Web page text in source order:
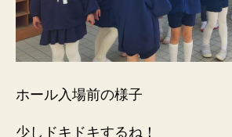
ホール入場前の様子
少しドキドキするね！